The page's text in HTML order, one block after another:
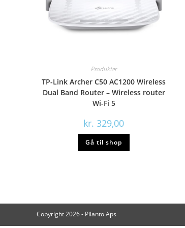
Produkter
TP-Link Archer C50 AC1200 Wireless
Dual Band Router – Wireless router
Wi-Fi 5
kr. 329,00
Gå til shop
Copyright 2026 - Pilanto Aps